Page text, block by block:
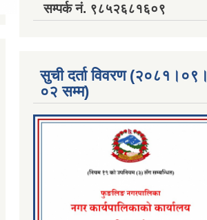
सम्पर्क नं. ९८५२६८१६०९
सुची दर्ता विवरण (२०८१।०९।
०२ सम्म)